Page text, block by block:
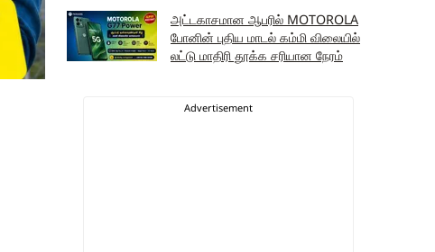
அட்டகாசமான ஆபரில் MOTOROLA
போனின் புதிய மாடல் கம்மி விலையில்
லட்டு மாதிரி தூக்க சரியான நேரம்